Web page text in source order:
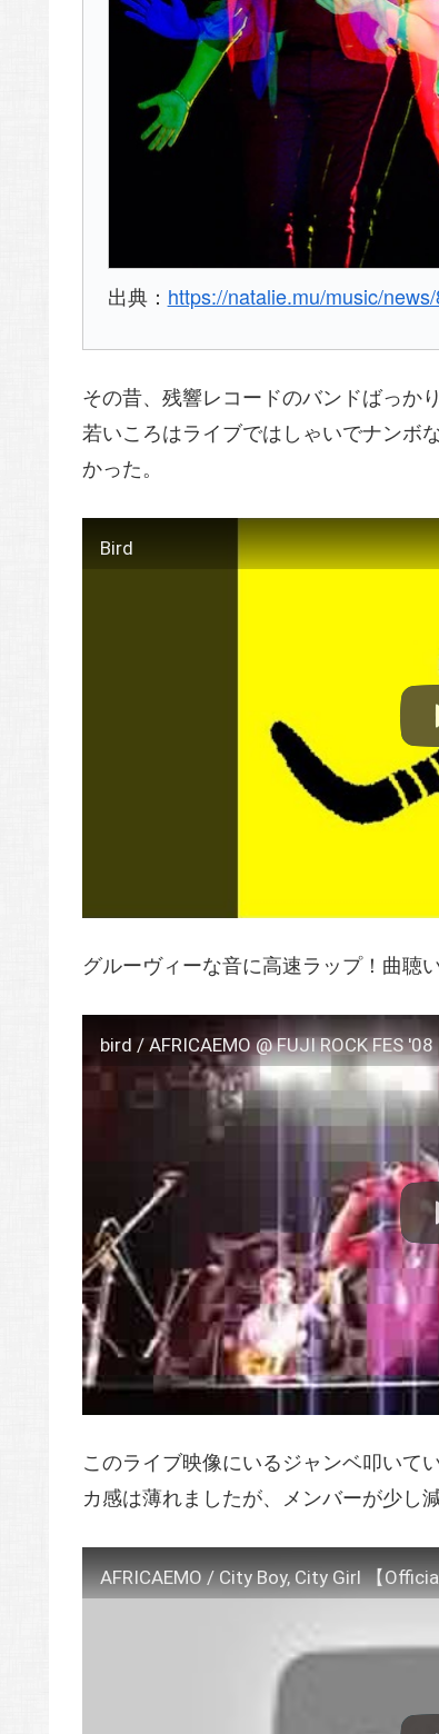
出典： https://natalie.mu/music/
その昔、残響レコードのバンドばっか
若いころはライブではしゃいでナンボ
かった。
Bird
グルーヴィーな音に高速ラップ！曲聴
bird / AFRICAEMO @ FUJI ROCK FES '08
このライブ映像にいるジャンベ叩いて
カ感は薄れましたが、メンバーが少し
AFRICAEMO / City Boy, City Girl 【